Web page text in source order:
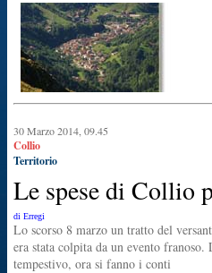
30 Marzo 2014, 09.45
Collio
Territorio
Le spese di Collio
di Erregi
Lo scorso 8 marzo un tratto del
era stata colpita da un evento
tempestivo, ora si fanno i conti